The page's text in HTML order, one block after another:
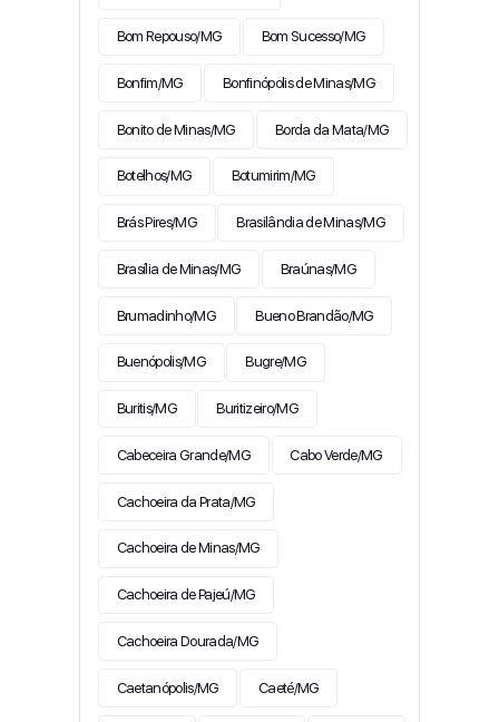
Bom Repouso/MG Bom Sucesso/MG
Bonfim/MG Bonfinópolis de Minas/MG
Bonito de Minas/MG Borda da Mata/MG
Botelhos/MG Botumirim/MG
Brás Pires/MG Brasilândia de Minas/MG
Brasília de Minas/MG Braúnas/MG
Brumadinho/MG Bueno Brandão/MG
Buenópolis/MG Bugre/MG
Buritis/MG Buritizeiro/MG
Cabeceira Grande/MG Cabo Verde/MG
Cachoeira da Prata/MG
Cachoeira de Minas/MG
Cachoeira de Pajeú/MG
Cachoeira Dourada/MG
Caetanópolis/MG Caeté/MG